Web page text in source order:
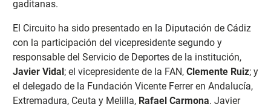
gaditanas.
El Circuito ha sido presentado en la Diputación de Cádiz
con la participación del vicepresidente segundo y
responsable del Servicio de Deportes de la institución,
Javier Vidal; el vicepresidente de la FAN, Clemente Ruiz; y
el delegado de la Fundación Vicente Ferrer en Andalucía,
Extremadura, Ceuta y Melilla, Rafael Carmona. Javier